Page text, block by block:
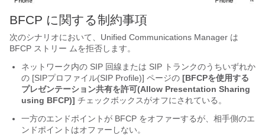
BFCP に関する制約事項
次のシナリオにおいて、Unified Communications Manager は
BFCP ストリー ムを拒否します。
ネットワーク内の SIP 回線または SIP トランクのうちいずれか
の [SIPプロファイル(SIP Profile)] ページの [BFCPを使用する
プレゼンテーション共有を許可(Allow Presentation Sharing
using BFCP)] チェックボックスがオフにされている。
一方のエンドポイントが BFCP をオファーするが、相手側のエ
ンドポイントはオファーしない。